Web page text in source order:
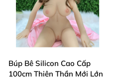
Búp Bê Silicon Cao Cấp
100cm Thiên Thần Mới Lớn